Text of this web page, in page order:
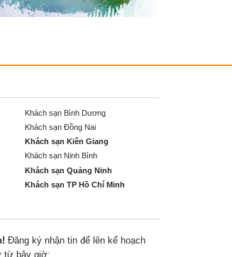
Khách sạn Bình Dương
Khách sạn Đồng Nai
Khách sạn Kiên Giang
Khách sạn Ninh Bình
Khách sạn Quảng Ninh
Khách sạn TP Hồ Chí Minh
Đăng ký nhận tin để lên kế hoạch
từ bây giờ: